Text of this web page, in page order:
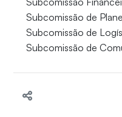
Subcomissão de
Subcomissão de
Subcomissão de